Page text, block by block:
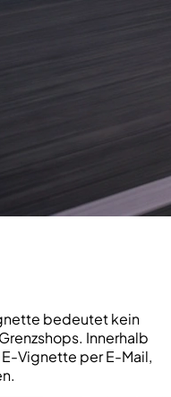
bedeutet kein
Innerhalb
Vignette per E-Mail,